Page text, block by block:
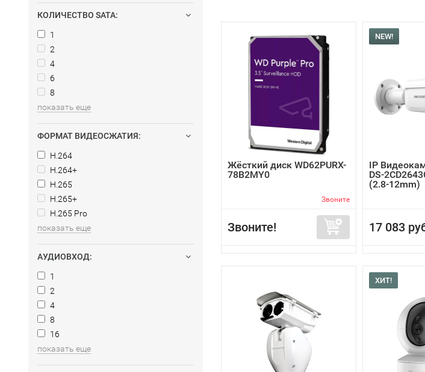
КОЛИЧЕСТВО SATA:
1
2
4
6
8
показать еще
ФОРМАТ ВИДЕОСЖАТИЯ:
H.264
H.264+
H.265
H.265+
H.265 Pro
показать еще
АУДИОВХОД:
1
2
4
8
16
показать еще
Жёсткий диск WD62PURX-
78B2MY0
Звоните
Звоните!
NEW!
IP
DS-
(2.8-12mm)
17 083
ХИТ!